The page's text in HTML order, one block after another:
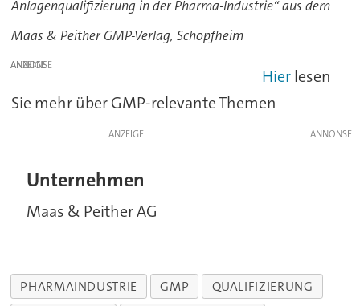
Anlagenqualifizierung in der Pharma-Industrie“ aus dem
Maas & Peither GMP-Verlag, Schopfheim
ANZEIGE
Hierlesen
Sie mehr über GMP-relevante Themen
ANZEIGE
Unternehmen
Maas & Peither AG
PHARMAINDUSTRIE GMP
QUALIFIZIERUNG